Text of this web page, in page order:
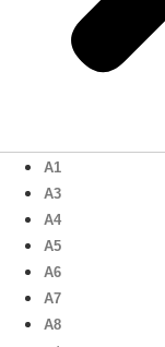
A1
A3
A4
A5
A6
A7
A8